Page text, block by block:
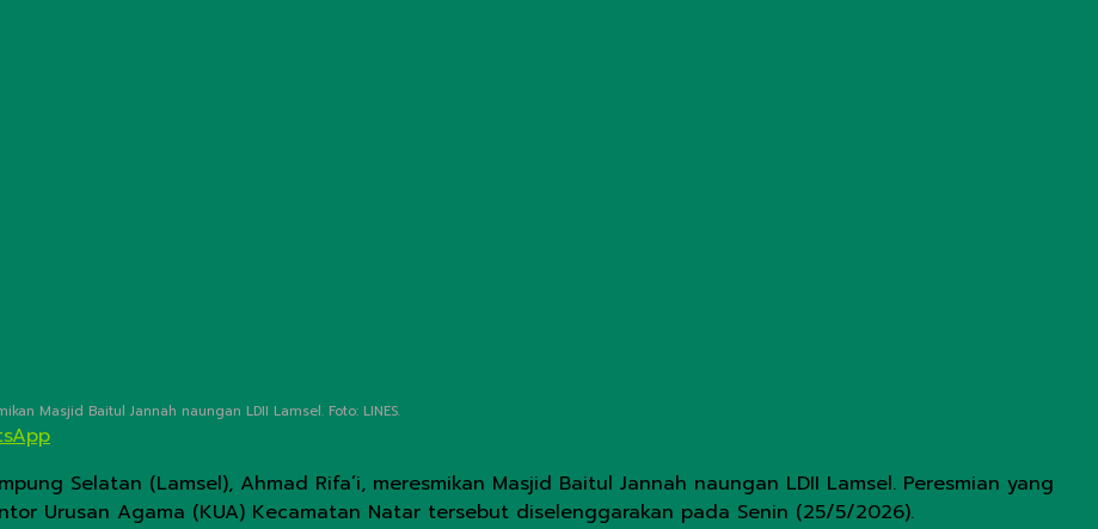
Masjid Baitul Jannah naungan LDII Lamsel. Foto: LINES.
Selatan (Lamsel), Ahmad Rifa’i, meresmikan Masjid Baitul Jannah naungan LDII Lamsel. Peresmian yang
Urusan Agama (KUA) Kecamatan Natar tersebut diselenggarakan pada Senin (25/5/2026).